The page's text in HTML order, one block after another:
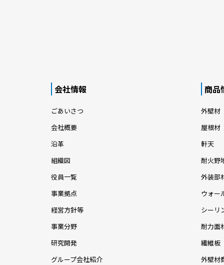
会社情報
ごあいさつ
会社概要
沿革
組織図
役員一覧
事業拠点
経営方針等
事業分野
研究開発
グループ会社紹介
商品
外壁材
屋根材
軒天
耐火野
外装部
ウォー
シーリ
耐力面
繊維板
外壁材